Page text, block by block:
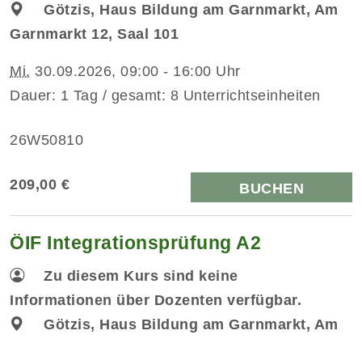
Götzis, Haus Bildung am Garnmarkt, Am
Garnmarkt 12, Saal 101
Mi. 30.09.2026, 09:00 - 16:00 Uhr
Dauer: 1 Tag / gesamt: 8 Unterrichtseinheiten
26W50810
209,00 € BUCHEN
ÖIF Integrationsprüfung A2
Zu diesem Kurs sind keine
Informationen über Dozenten verfügbar.
Götzis, Haus Bildung am Garnmarkt, Am